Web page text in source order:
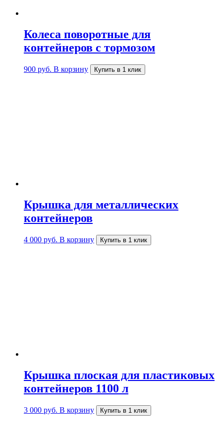
Колеса поворотные для
контейнеров с тормозом
900 руб. В корзину Купить в 1 клик
Крышка для металлических
контейнеров
4 000 руб. В корзину Купить в 1 клик
Крышка плоская для пластиковых
контейнеров 1100 л
3 000 руб. В корзину Купить в 1 клик